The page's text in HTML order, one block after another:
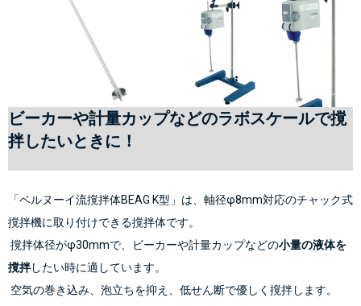
ビーカーや計量カップなどのラボスケールで撹
拌したいときに！
「ベルヌーイ流撹拌体BEAG K型」は、 軸径φ8mm対応のチャック式
撹拌機に取り付けできる撹拌体です。
撹拌体径がφ30mmで、
ビーカーや計量カップなどの小量の液体を
撹拌したい時に適しています。
空気の巻き込み、泡立ちを抑え、低せん断で優しく撹拌します。